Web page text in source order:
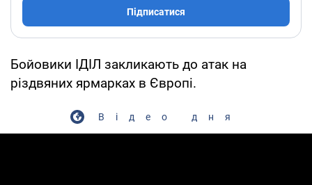
Підписатися
Бойовики ІДІЛ закликають до атак на
різдвяних ярмарках в Європі.
Відео дня